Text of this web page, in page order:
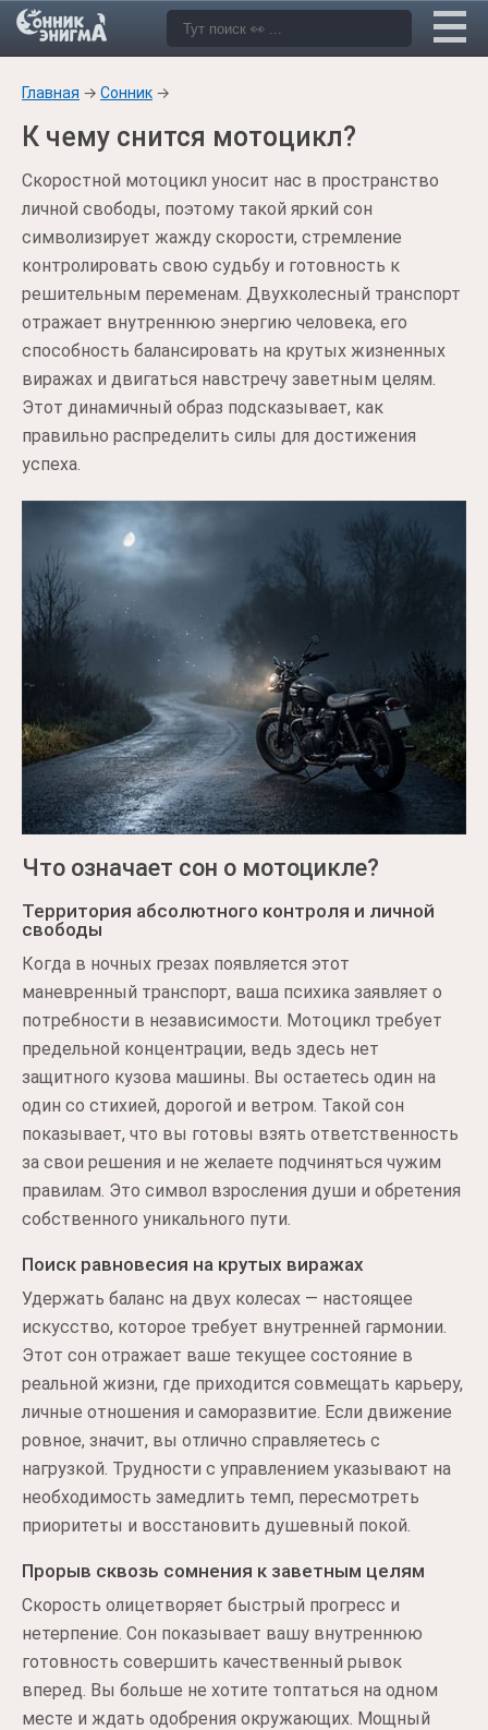
Главная → Сонник →
К чему снится мотоцикл?
Скоростной мотоцикл уносит нас в пространство
личной свободы, поэтому такой яркий сон
символизирует жажду скорости, стремление
контролировать свою судьбу и готовность к
решительным переменам. Двухколесный транспорт
отражает внутреннюю энергию человека, его
способность балансировать на крутых жизненных
виражах и двигаться навстречу заветным целям.
Этот динамичный образ подсказывает, как
правильно распределить силы для достижения
успеха.
Что означает сон о мотоцикле?
Территория абсолютного контроля и личной
свободы
Когда в ночных грезах появляется этот
маневренный транспорт, ваша психика заявляет о
потребности в независимости. Мотоцикл требует
предельной концентрации, ведь здесь нет
защитного кузова машины. Вы остаетесь один на
один со стихией, дорогой и ветром. Такой сон
показывает, что вы готовы взять ответственность
за свои решения и не желаете подчиняться чужим
правилам. Это символ взросления души и обретения
собственного уникального пути.
Поиск равновесия на крутых виражах
Удержать баланс на двух колесах — настоящее
искусство, которое требует внутренней гармонии.
Этот сон отражает ваше текущее состояние в
реальной жизни, где приходится совмещать карьеру,
личные отношения и саморазвитие. Если движение
ровное, значит, вы отлично справляетесь с
нагрузкой. Трудности с управлением указывают на
необходимость замедлить темп, пересмотреть
приоритеты и восстановить душевный покой.
Прорыв сквозь сомнения к заветным целям
Скорость олицетворяет быстрый прогресс и
нетерпение. Сон показывает вашу внутреннюю
готовность совершить качественный рывок
вперед. Вы больше не хотите топтаться на одном
месте и ждать одобрения окружающих. Мощный